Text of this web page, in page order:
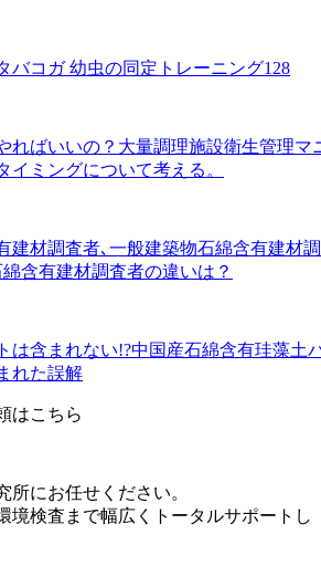
バコガ 幼虫の同定トレーニング128
ればいいの？大量調理施設衛生管理マ
イミングについて考える。
建材調査者､一般建築物石綿含有建材調
含有建材調査者の違いは？
は含まれない!?中国産石綿含有珪藻土
れた誤解
はこちら
所にお任せください。
境検査まで幅広くトータルサポートし